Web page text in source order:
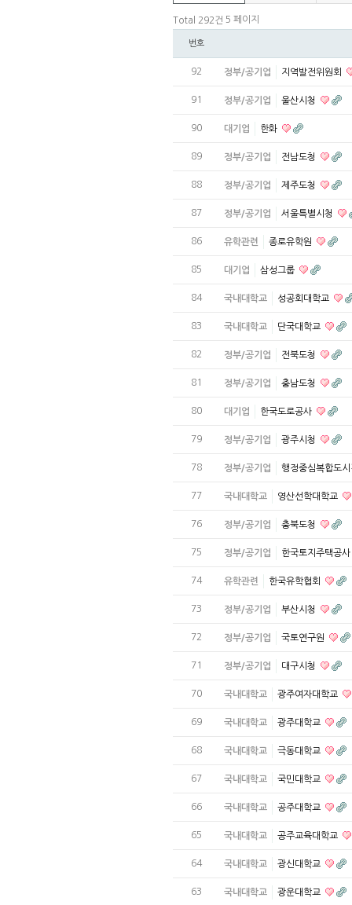
Total 292건 5 페이지
번호
92 정부/공기업 지역발전위원회
91 정부/공기업 울산시청
90 대기업 한화
89 정부/공기업 전남도청
88 정부/공기업 제주도청
87 정부/공기업 서울특별시청
86 유학관련 종로유학원
85 대기업 삼성그룹
84 국내대학교 성공회대학교
83 국내대학교 단국대학교
82 정부/공기업 전북도청
81 정부/공기업 충남도청
80 대기업 한국도로공사
79 정부/공기업 광주시청
78 정부/공기업 행정중심복합도
77 국내대학교 영산선학대학교
76 정부/공기업 충북도청
75 정부/공기업 한국토지주택공사
74 유학관련 한국유학협회
73 정부/공기업 부산시청
72 정부/공기업 국토연구원
71 정부/공기업 대구시청
70 국내대학교 광주여자대학교
69 국내대학교 광주대학교
68 국내대학교 극동대학교
67 국내대학교 국민대학교
66 국내대학교 공주대학교
65 국내대학교 공주교육대학교
64 국내대학교 광신대학교
63 국내대학교 광운대학교